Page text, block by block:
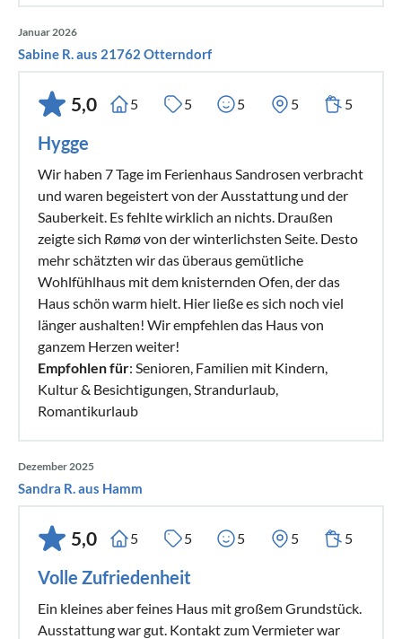
Januar 2026
Sabine R. aus 21762 Otterndorf
5,0 5 5 5 5 5
Hygge
Wir haben 7 Tage im Ferienhaus Sandrosen verbracht
und waren begeistert von der Ausstattung und der
Sauberkeit. Es fehlte wirklich an nichts. Draußen
zeigte sich Rømø von der winterlichsten Seite. Desto
mehr schätzten wir das überaus gemütliche
Wohlfühlhaus mit dem knisternden Ofen, der das
Haus schön warm hielt. Hier ließe es sich noch viel
länger aushalten! Wir empfehlen das Haus von
ganzem Herzen weiter!
Empfohlen für: Senioren, Familien mit Kindern,
Kultur & Besichtigungen, Strandurlaub,
Romantikurlaub
Dezember 2025
Sandra R. aus Hamm
5,0 5 5 5 5 5
Volle Zufriedenheit
Ein kleines aber feines Haus mit großem Grundstück.
Ausstattung war gut. Kontakt zum Vermieter war